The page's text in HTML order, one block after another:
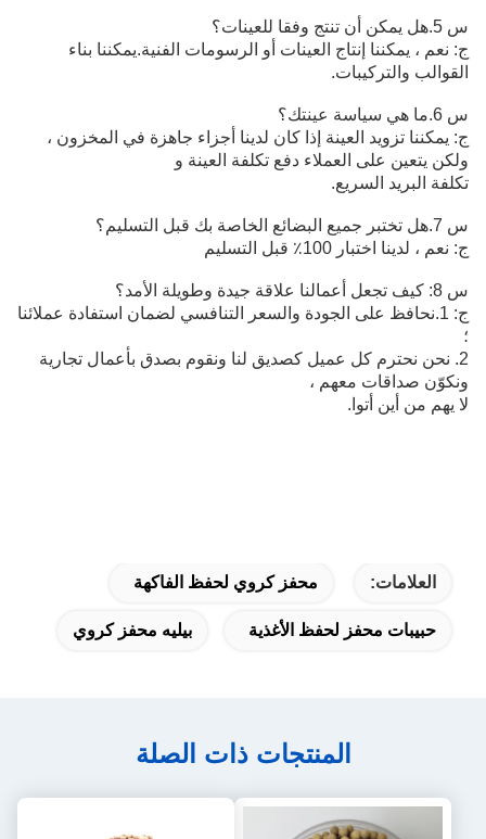
س 5.هل يمكن أن تنتج وفقا للعينات؟
ج: نعم ، يمكننا إنتاج العينات أو الرسومات الفنية.يمكننا بناء
القوالب والتركيبات.
س 6.ما هي سياسة عينتك؟
ج: يمكننا تزويد العينة إذا كان لدينا أجزاء جاهزة في المخزون ،
ولكن يتعين على العملاء دفع تكلفة العينة و
تكلفة البريد السريع.
س 7.هل تختبر جميع البضائع الخاصة بك قبل التسليم؟
ج: نعم ، لدينا اختبار 100٪ قبل التسليم
س 8: كيف تجعل أعمالنا علاقة جيدة وطويلة الأمد؟
ج: 1.نحافظ على الجودة والسعر التنافسي لضمان استفادة عملائنا
2. نحن نحترم كل عميل كصديق لنا ونقوم بصدق بأعمال تجارية
ونكوّن صداقات معهم ،
لا يهم من أين أتوا.
العلامات: محفز كروي لحفظ الفاكهة
حبيبات محفز لحفظ الأغذية بيليه محفز كروي
المنتجات ذات الصلة